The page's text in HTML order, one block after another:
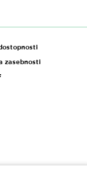
zasebnosti